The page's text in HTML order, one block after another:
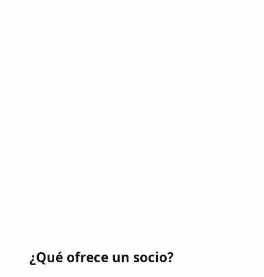
¿Qué ofrece un socio?